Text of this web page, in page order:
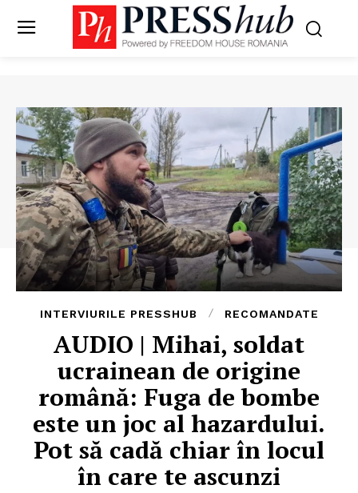
INTERVIURILE PRESSHUB RECOMANDATE
AUDIO | Mihai, soldat
ucrainean de origine
română: Fuga de bombe
este un joc al hazardului.
Pot să cadă chiar în locul
în care te ascunzi